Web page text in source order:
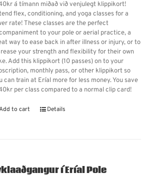
á tímann miðað við venjulegt klippikort!
flex, conditioning, and yoga classes for a
rate! These classes are the perfect
to your pole or aerial practice, a
way to ease back in after illness or injury, or to
your strength and flexibility for their own
Add this klippikort (10 passes) on to your
monthly pass, or other klippikort so
can train at Eríal more for less money. You save
per class compared to a normal clip card!
to cart Details
í Eríal Pole